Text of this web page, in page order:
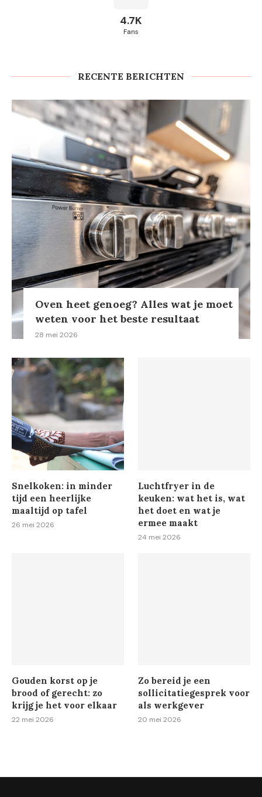
4.7K
Fans
RECENTE BERICHTEN
Oven heet genoeg? Alles wat je moet
weten voor het beste resultaat
28 mei 2026
Snelkoken: in minder
tijd een heerlijke
maaltijd op tafel
26 mei 2026
Luchtfryer in de
keuken: wat het is, wat
het doet en wat je
ermee maakt
24 mei 2026
Gouden korst op je
brood of gerecht: zo
krijg je het voor elkaar
22 mei 2026
Zo bereid je een
sollicitatiegesprek voor
als werkgever
20 mei 2026